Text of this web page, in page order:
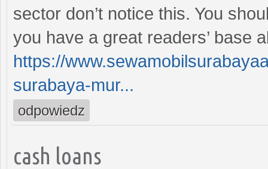
sector don’t notice this. You
you have a great readers’ base
https://
surabaya-mur...
odpowiedz
cash loans